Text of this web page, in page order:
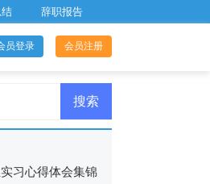
辞职报告
员登录 会员注册
习心得体会集锦